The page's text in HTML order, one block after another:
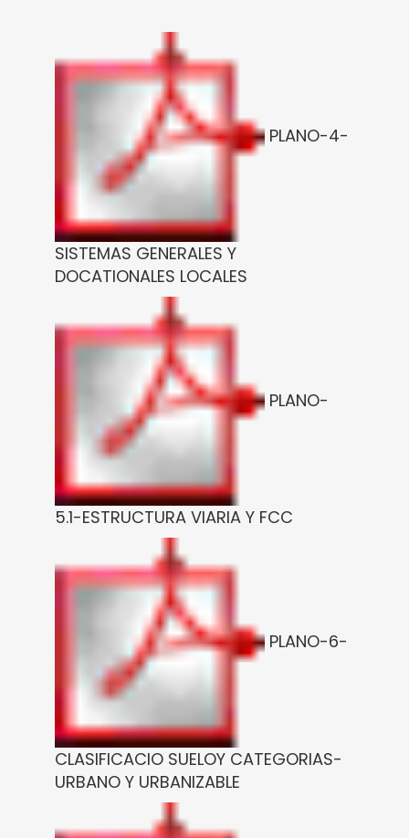
PLANO-4-
SISTEMAS GENERALES Y
DOCATIONALES LOCALES
PLANO-
5.1-ESTRUCTURA VIARIA Y FCC
PLANO-6-
CLASIFICACIO SUELOY CATEGORIAS-
URBANO Y URBANIZABLE